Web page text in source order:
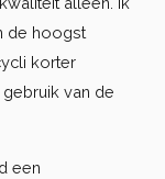
de hoogst
korter
van de
een